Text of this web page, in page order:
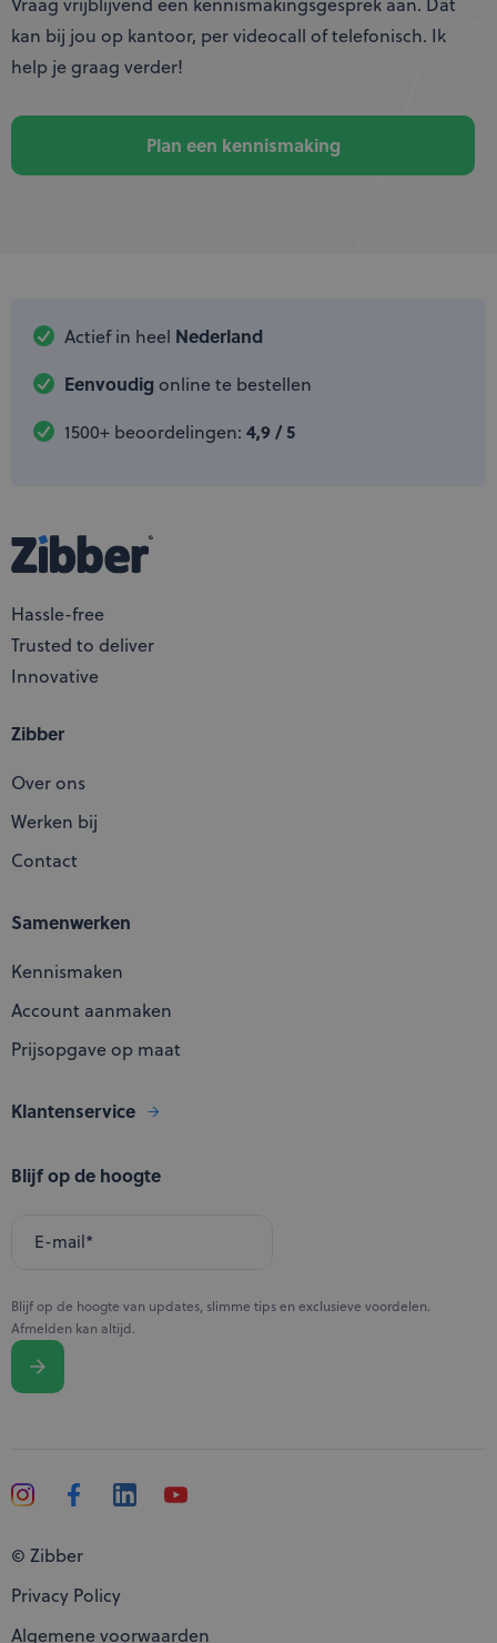
kan bij jou op kantoor, per videocall of telefonisch. Ik
help je graag verder!
Plan een kennismaking
Actief in heel Nederland
Eenvoudig online te bestellen
1500+ beoordelingen: 4,9 / 5
Hassle-free
Trusted to deliver
Innovative
Zibber
Over ons
Werken bij
Contact
Samenwerken
Kennismaken
Account aanmaken
Prijsopgave op maat
Klantenservice
Blijf op de hoogte
E-mail*
Blijf op de hoogte van updates, slimme tips en exclusieve voordelen.
Afmelden kan altijd.
Verzenden
© Zibber
Privacy Policy
Algemene voorwaarden